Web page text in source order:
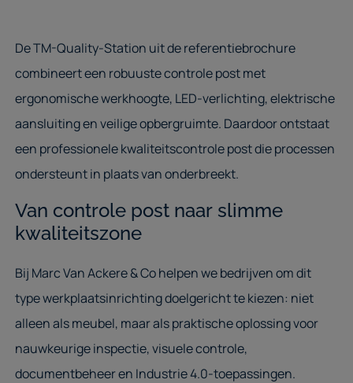
De TM-Quality-Station uit de referentiebrochure
combineert een robuuste controle post met
ergonomische werkhoogte, LED-verlichting, elektrische
aansluiting en veilige opbergruimte. Daardoor ontstaat
een professionele kwaliteitscontrole post die processen
ondersteunt in plaats van onderbreekt.
Van controle post naar slimme
kwaliteitszone
Bij Marc Van Ackere & Co helpen we bedrijven om dit
type werkplaatsinrichting doelgericht te kiezen: niet
alleen als meubel, maar als praktische oplossing voor
nauwkeurige inspectie, visuele controle,
documentbeheer en Industrie 4.0-toepassingen.